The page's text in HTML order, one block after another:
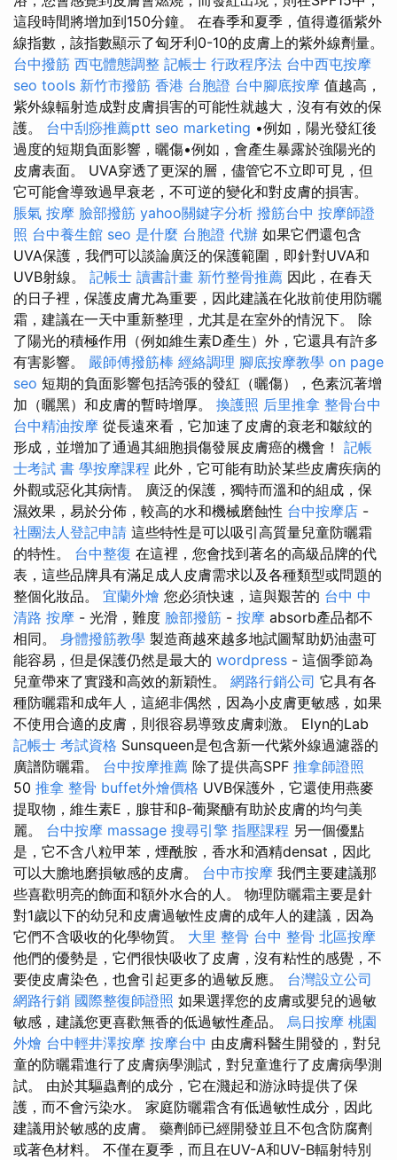
這段時間將增加到150分鐘。 在春季和夏季，值得遵循紫外
線指數，該指數顯示了匈牙利0-10的皮膚上的紫外線劑量。
台中撥筋 西屯體態調整 記帳士 行政程序法 台中西屯按摩
seo tools 新竹市撥筋 香港 台胞證 台中腳底按摩 值越高，
紫外線輻射造成對皮膚損害的可能性就越大，沒有有效的保
護。 台中刮痧推薦ptt seo marketing •例如，陽光發紅後
過度的短期負面影響，曬傷•例如，會產生暴露於強陽光的
皮膚表面。 UVA穿透了更深的層，儘管它不立即可見，但
它可能會導致過早衰老，不可逆的變化和對皮膚的損害。
脹氣 按摩 臉部撥筋 yahoo關鍵字分析 撥筋台中 按摩師證
照 台中養生館 seo 是什麼 台胞證 代辦 如果它們還包含
UVA保護，我們可以談論廣泛的保護範圍，即針對UVA和
UVB射線。 記帳士 讀書計畫 新竹整骨推薦 因此，在春天
的日子裡，保護皮膚尤為重要，因此建議在化妝前使用防曬
霜，建議在一天中重新整理，尤其是在室外的情況下。 除
了陽光的積極作用（例如維生素D產生）外，它還具有許多
有害影響。 嚴師傅撥筋棒 經絡調理 腳底按摩教學 on page
seo 短期的負面影響包括誇張的發紅（曬傷），色素沉著增
加（曬黑）和皮膚的暫時增厚。 換護照 后里推拿 整骨台中
台中精油按摩 從長遠來看，它加速了皮膚的衰老和皺紋的
形成，並增加了通過其細胞損傷發展皮膚癌的機會！ 記帳
士考試 書 學按摩課程 此外，它可能有助於某些皮膚疾病的
外觀或惡化其病情。 廣泛的保護，獨特而溫和的組成，保
濕效果，易於分佈，較高的水和機械磨蝕性 台中按摩店 -
社團法人登記申請 這些特性是可以吸引高質量兒童防曬霜
的特性。 台中整復 在這裡，您會找到著名的高級品牌的代
表，這些品牌具有滿足成人皮膚需求以及各種類型或問題的
整個化妝品。 宜蘭外燴 您必須快速，這與艱苦的 台中 中
清路 按摩 - 光滑，難度 臉部撥筋 - 按摩 absorb產品都不
相同。 身體撥筋教學 製造商越來越多地試圖幫助奶油盡可
能容易，但是保護仍然是最大的 wordpress - 這個季節為
兒童帶來了實踐和高效的新穎性。 網路行銷公司 它具有各
種防曬霜和成年人，這絕非偶然，因為小皮膚更敏感，如果
不使用合適的皮膚，則很容易導致皮膚刺激。 Elyn的Lab
記帳士 考試資格 Sunsqueen是包含新一代紫外線過濾器的
廣譜防曬霜。 台中按摩推薦 除了提供高SPF 推拿師證照
50 推拿 整骨 buffet外燴價格 UVB保護外，它還使用燕麥
提取物，維生素E，腺苷和β-葡聚醣有助於皮膚的均勻美
麗。 台中按摩 massage 搜尋引擎 指壓課程 另一個優點
是，它不含八粒甲苯，煙酰胺，香水和酒精densat，因此
可以大膽地磨損敏感的皮膚。 台中市按摩 我們主要建議那
些喜歡明亮的飾面和額外水合的人。 物理防曬霜主要是針
對1歲以下的幼兒和皮膚過敏性皮膚的成年人的建議，因為
它們不含吸收的化學物質。 大里 整骨 台中 整骨 北區按摩
他們的優勢是，它們很快吸收了皮膚，沒有粘性的感覺，不
要使皮膚染色，也會引起更多的過敏反應。 台灣設立公司
網路行銷 國際整復師證照 如果選擇您的皮膚或嬰兒的過敏
敏感，建議您更喜歡無香的低過敏性產品。 烏日按摩 桃園
外燴 台中輕井澤按摩 按摩台中 由皮膚科醫生開發的，對兒
童的防曬霜進行了皮膚病學測試，對兒童進行了皮膚病學測
試。 由於其驅蟲劑的成分，它在濺起和游泳時提供了保
護，而不會污染水。 家庭防曬霜含有低過敏性成分，因此
建議用於敏感的皮膚。 藥劑師已經開發並且不包含防腐劑
或著色材料。 不僅在夏季，而且在UV-A和UV-B輻射特別